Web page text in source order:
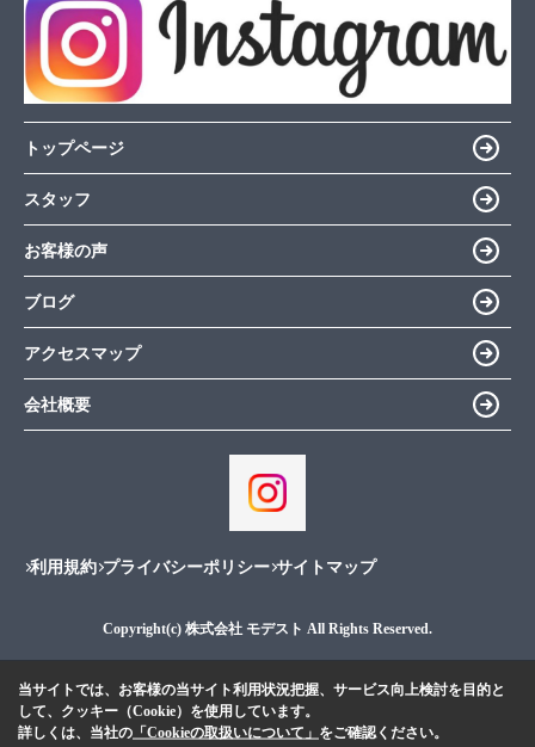
トップページ
スタッフ
お客様の声
ブログ
アクセスマップ
会社概要
利用規約 プライバシーポリシー サイトマップ
Copyright(c) 株式会社 モデスト All Rights Reserved.
当サイトでは、お客様の当サイト利用状況把握、サービス向上検討を目的と
して、クッキー（Cookie）を使用しています。
詳しくは、当社の 「Cookieの取扱いについて」 をご確認ください。